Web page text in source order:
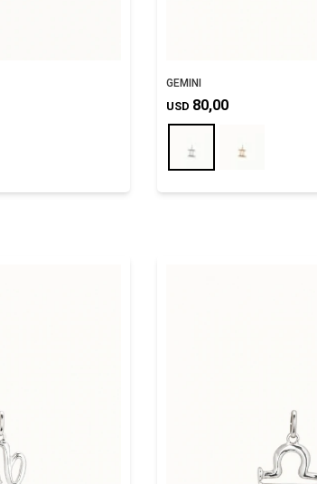
GEMINI
USD 80,00